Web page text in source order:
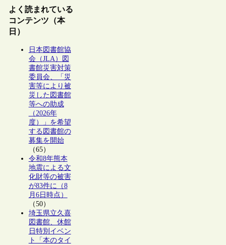
よく読まれている
コンテンツ（本
日）
日本図書館協
会（JLA）図
書館災害対策
委員会、「災
害等により被
災した図書館
等への助成
（2026年
度）」を希望
する図書館の
募集を開始
（65）
令和8年熊本
地震による文
化財等の被害
が83件に（8
月6日時点）
（50）
埼玉県立久喜
図書館、休館
日特別イベン
ト「本のタイ